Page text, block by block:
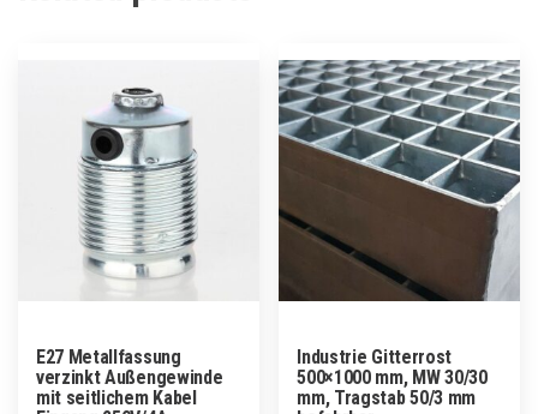
E27 Metallfassung
verzinkt Außengewinde
mit seitlichem Kabel
Industrie Gitterrost
500×1000 mm, MW 30/30
mm, Tragstab 50/3 mm